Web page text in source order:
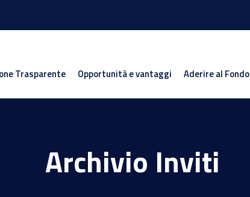
Trasparente Opportunità e vantaggi Aderire al Fondo
Archivio Inviti